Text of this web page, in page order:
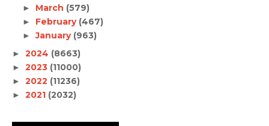
► March (579)
► February (467)
►January (963)
► 2024 (8663)
► 2023 (11000)
► 2022 (11236)
► 2021 (2032)